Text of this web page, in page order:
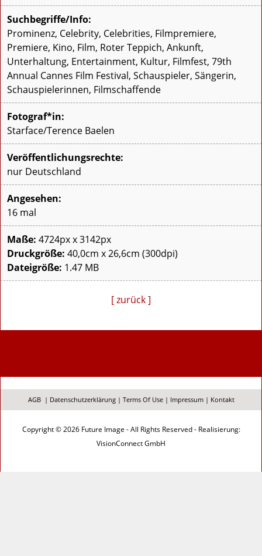
Suchbegriffe/Info:
Prominenz, Celebrity, Celebrities, Filmpremiere,
Premiere, Kino, Film, Roter Teppich, Ankunft,
Unterhaltung, Entertainment, Kultur, Filmfest, 79th
Annual Cannes Film Festival, Schauspieler, Sängerin,
Schauspielerinnen, Filmschaffende
Fotograf*in:
Starface/Terence Baelen
Veröffentlichungsrechte:
nur Deutschland
Angesehen:
16 mal
Maße: 4724px x 3142px
Druckgröße: 40,0cm x 26,6cm (300dpi)
Dateigröße: 1.47 MB
[ zurück ]
AGB | Datenschutzerklärung| Terms Of Use| Impressum| Kontakt
Copyright © 2026 Future Image - All Rights Reserved - Realisierung:
VisionConnect GmbH